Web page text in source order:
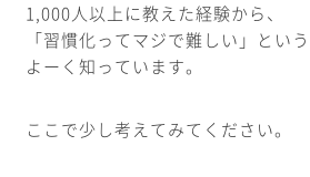
1,000人以上に教えた経験から、
「習慣化ってマジで難しい」とい
よーく知っています。
ここで少し考えてみてください。